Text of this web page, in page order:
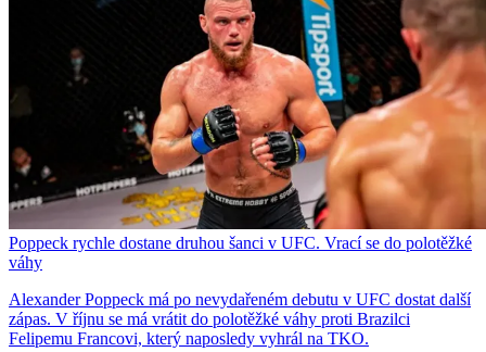
Poppeck rychle dostane druhou šanci v UFC. Vrací se do polotěžké
váhy
Alexander Poppeck má po nevydařeném debutu v UFC dostat další
zápas. V říjnu se má vrátit do polotěžké váhy proti Brazilci
Felipemu Francovi, který naposledy vyhrál na TKO.